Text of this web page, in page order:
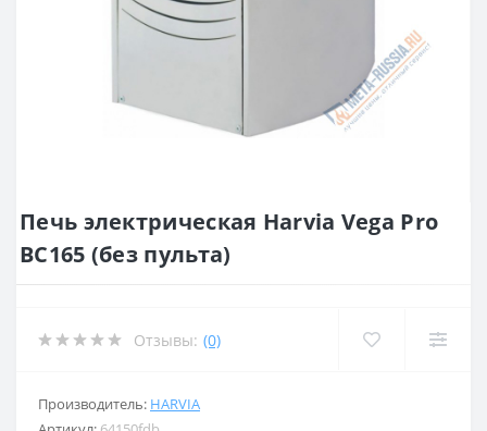
Печь электрическая Harvia Vega Pro
BC165 (без пульта)
Отзывы: (0)
Производитель: HARVIA